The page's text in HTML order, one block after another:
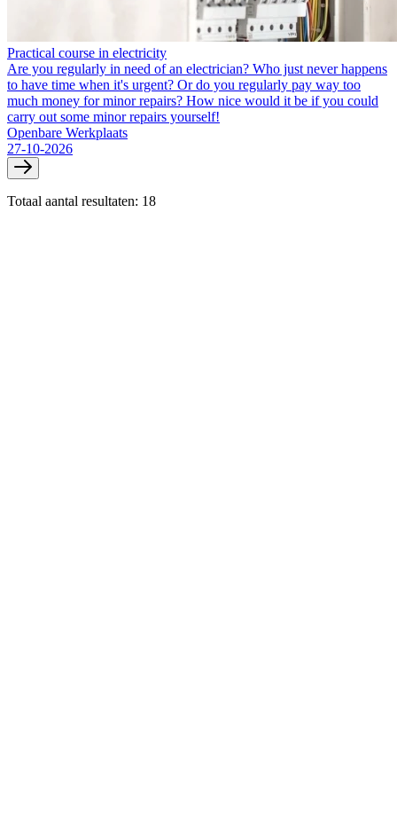
Practical course in electricity
Are you regularly in need of an electrician? Who just never happens
to have time when it's urgent? Or do you regularly pay way too
much money for minor repairs? How nice would it be if you could
carry out some minor repairs yourself!
Openbare Werkplaats
27-10-2026
Totaal aantal resultaten: 18